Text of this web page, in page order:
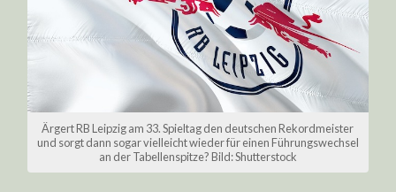
Ärgert RB Leipzig am 33. Spieltag den deutschen Rekordmeister
und sorgt dann sogar vielleicht wieder für einen Führungswechsel
an der Tabellenspitze? Bild: Shutterstock